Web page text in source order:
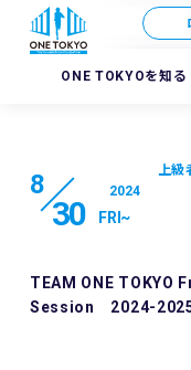
ONE TOKYOを知る
8
30
2024
FRI ~
上級
TEAM ONE TOKYO
Session 2024-2025